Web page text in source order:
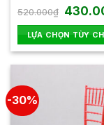
trang
phẩm
Được xếp
5.00
5 sao
520.000₫ Giá
gốc
là:
LỰA CHỌN TÙY
Sản
phẩm
có
nhiều
-30%